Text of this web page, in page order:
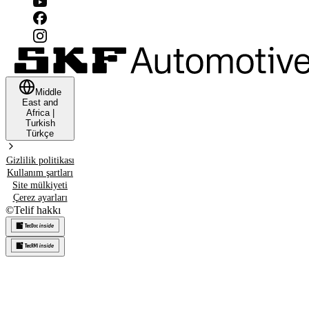
Middle
East and
Africa|
Turkish
Türkçe
Gizlilik politikası
Kullanım şartları
Site mülkiyeti
Çerez ayarları
©Telif hakkı